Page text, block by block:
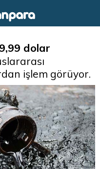
dolar
işlem görüyor.